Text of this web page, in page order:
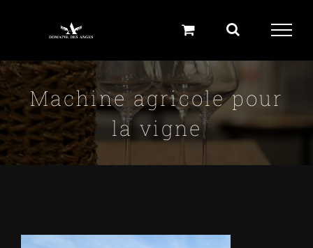
content
Machine agricole pour
la vigne